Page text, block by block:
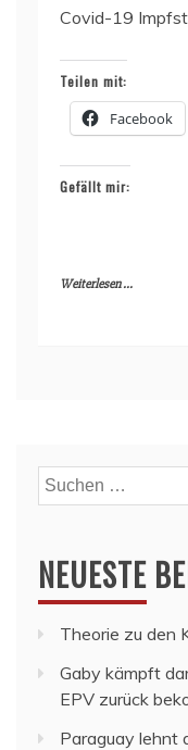
Covid-19
Teilen mit:
Facebook
Gefällt mir:
Weiterlesen ...
Suchen
nach:
NEUESTE
Theorie zu den
Gaby kämpft
EPV zurück
Paraguay lehnt